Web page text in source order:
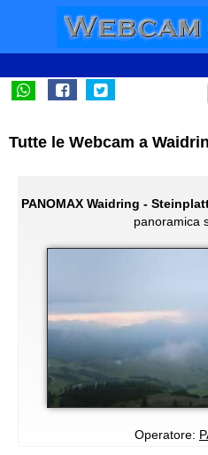
Tutte le Webcam a
PANOMAX Waidring -
panoramica
Operatore: